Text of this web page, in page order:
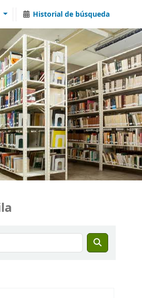
Historial de búsqueda